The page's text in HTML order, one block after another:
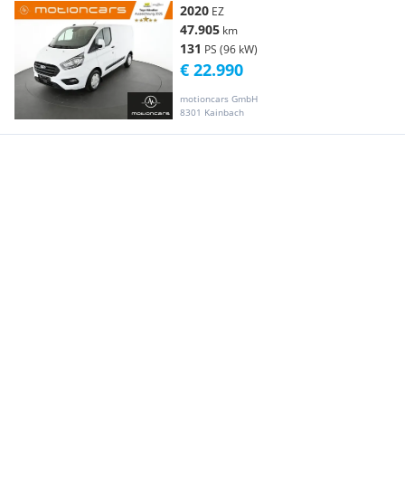
2020 EZ
47.905 km
131 PS (96 kW)
motioncars GmbH
8301 Kainbach
€ 22.990